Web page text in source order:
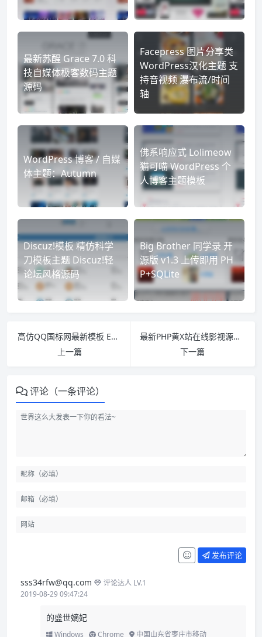
最新苏醒 Grace 7.0 科
技自媒体极客数码主题
源码
Facepress 图片分享类
WordPress汉化主题 支
持音视频 瀑布流/时间
轴
WordPress 博客 / 自媒
体主题：Autumn
佛系响应式 Lolimeow
猫可喵 WordPress 个
人博客主题模板
Discuz!模板 精仿科学
刀模板主题 Discuz!轻
论坛风格源码
Big Brother 同学录 开
源版 v1.3 上传即用 PH
P+SQLite
高仿QQ国标网最新模板 Emlog 博客模板源码 Emlog CMS 主题
上一篇
最新PHP黄X站在线影视源码 久草CMS全自动采集整站源码 附带9套模板
下一篇
评论（一条评论）
发布评论
sss34rfw@qq.com
评论达人 LV.1
2019-08-29 09:47:24
的盛世嫡妃
Windows Chrome 中国山东省枣庄市移动